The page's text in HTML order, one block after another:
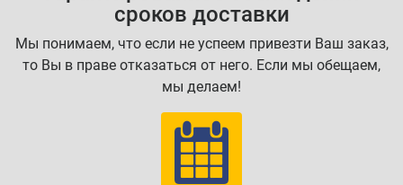
сроков доставки
Мы понимаем, что если не успеем привезти Ваш заказ,
то Вы в праве отказаться от него. Если мы обещаем,
мы делаем!